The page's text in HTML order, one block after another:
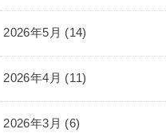
2026年5月 (14)
2026年4月 (11)
2026年3月 (6)